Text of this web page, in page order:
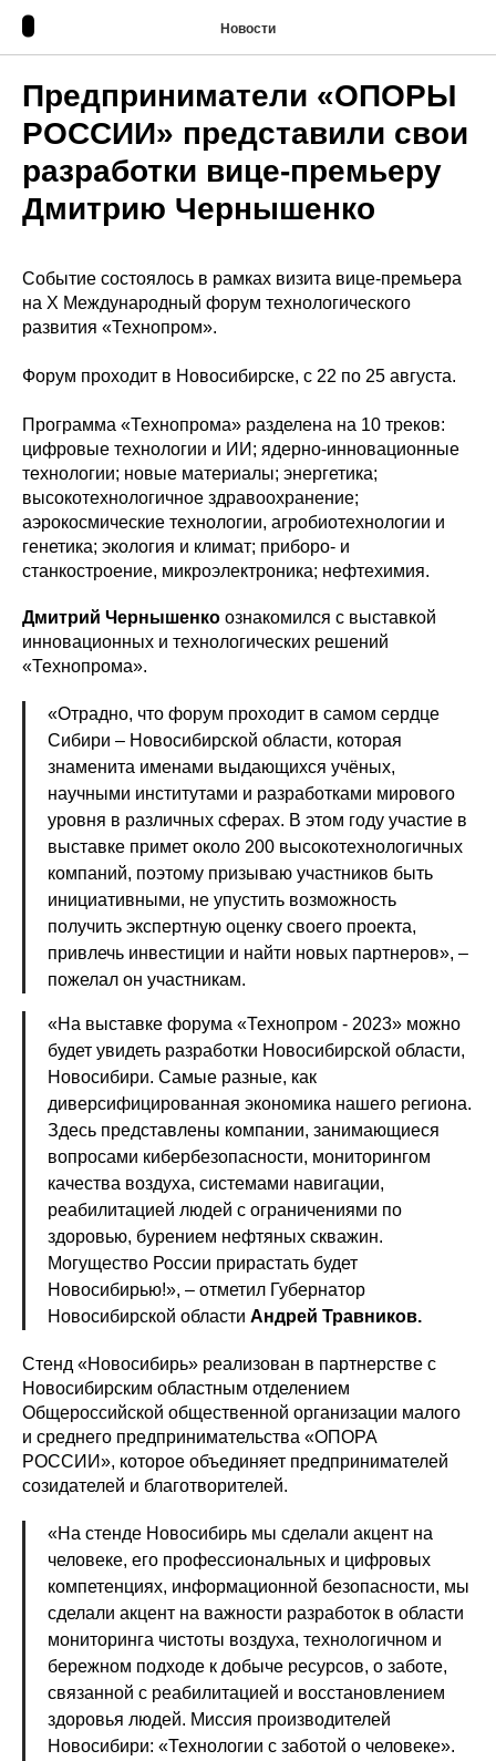
Новости
Предприниматели «ОПОРЫ
РОССИИ» представили свои
разработки вице-премьеру
Дмитрию Чернышенко
Событие состоялось в рамках визита вице-премьера
на Х Международный форум технологического
развития «Технопром».
Форум проходит в Новосибирске, с 22 по 25 августа.
Программа «Технопрома» разделена на 10 треков:
цифровые технологии и ИИ; ядерно-инновационные
технологии; новые материалы; энергетика;
высокотехнологичное здравоохранение;
аэрокосмические технологии, агробиотехнологии и
генетика; экология и климат; приборо- и
станкостроение, микроэлектроника; нефтехимия.
Дмитрий Чернышенко ознакомился с выставкой
инновационных и технологических решений
«Технопрома».
«Отрадно, что форум проходит в самом сердце
Сибири – Новосибирской области, которая
знаменита именами выдающихся учёных,
научными институтами и разработками мирового
уровня в различных сферах. В этом году участие в
выставке примет около 200 высокотехнологичных
компаний, поэтому призываю участников быть
инициативными, не упустить возможность
получить экспертную оценку своего проекта,
привлечь инвестиции и найти новых партнеров», –
пожелал он участникам.
«На выставке форума «Технопром - 2023» можно
будет увидеть разработки Новосибирской области,
Новосибири. Самые разные, как
диверсифицированная экономика нашего региона.
Здесь представлены компании, занимающиеся
вопросами кибербезопасности, мониторингом
качества воздуха, системами навигации,
реабилитацией людей с ограничениями по
здоровью, бурением нефтяных скважин.
Могущество России прирастать будет
Новосибирью!», – отметил Губернатор
Новосибирской области Андрей Травников.
Стенд «Новосибирь» реализован в партнерстве с
Новосибирским областным отделением
Общероссийской общественной организации малого
и среднего предпринимательства «ОПОРА
РОССИИ», которое объединяет предпринимателей
созидателей и благотворителей.
«На стенде Новосибирь мы сделали акцент на
человеке, его профессиональных и цифровых
компетенциях, информационной безопасности, мы
сделали акцент на важности разработок в области
мониторинга чистоты воздуха, технологичном и
бережном подходе к добыче ресурсов, о заботе,
связанной с реабилитацией и восстановлением
здоровья людей. Миссия производителей
Новосибири: «Технологии с заботой о человеке».